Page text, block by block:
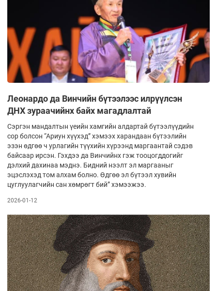
Леонардо да Винчийн бүтээлээс илрүүлсэн
ДНХ зураачийнх байх магадлалтай
Сэргэн мандалтын үеийн хамгийн алдартай бүтээлүүдийн
сор болсон “Ариун хүүхэд” хэмээх харандаан бүтээлийн
эзэн өдгөө ч урлагийн түүхийн хүрээнд маргаантай сэдэв
байсаар ирсэн. Гэхдээ да Винчийнх гэж тооцогддогийг
дэлхий дахинаа мэднэ. Бидний нээлт эл маргааныг
эцэслэхэд том алхам болно. Өдгөө эл бүтээл хувийн
цуглуулагчийн сан хөмрөгт бий” хэмээжээ.
2026-01-12